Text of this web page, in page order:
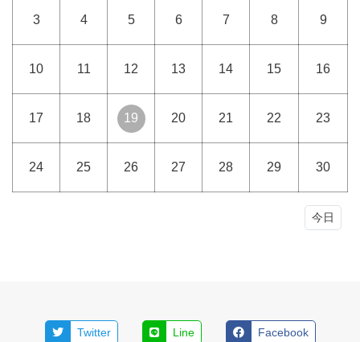
3 4 5 6 7 8 9
10 11 12 13 14 15 16
17 18 19 20 21 22 23
24 25 26 27 28 29 30
今日
Twitter Line Facebook